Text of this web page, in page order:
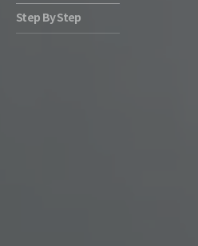
Step By Step